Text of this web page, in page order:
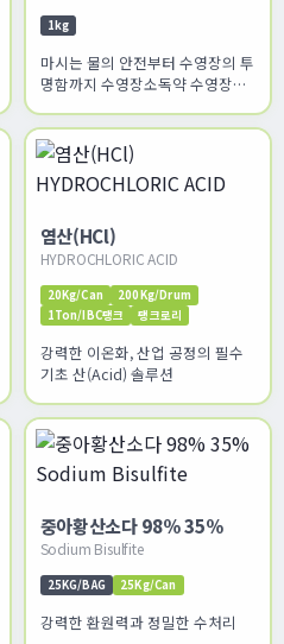
1kg
마시는 물의 안전부터 수영장의 투
명함까지 수영장소독약 수영장소
염산(HCl)
HYDROCHLORIC ACID
20Kg/Can
200Kg/Drum
1Ton/IBC탱크
탱크로리
강력한 이온화, 산업 공정의 필수
기초 산(Acid) 솔루션
중아황산소다 98% 35%
Sodium Bisulfite
25KG/BAG 25Kg/Can
강력한 환원력과 정밀한 수처리